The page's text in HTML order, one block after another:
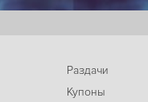
Раздачи
Купоны